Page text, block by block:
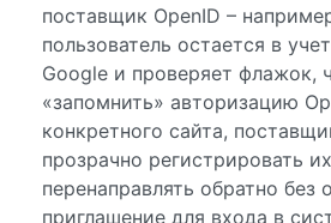
поставщик OpenID –
пользователь остается в
Google и проверяет флажок,
«запомнить» авторизацию
конкретного сайта,
прозрачно регистрировать
перенаправлять обратно без
приглашение для входа в